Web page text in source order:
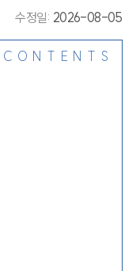
수정일: 2026-08-05
CONTENTS